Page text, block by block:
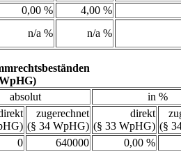
0,00 %
4,00 %
n/a % n/a %
absolut
in %
zugerechnet
(§ 34 WpHG)
direkt
(§ 33 WpHG) (§
0 640000
0,00 %